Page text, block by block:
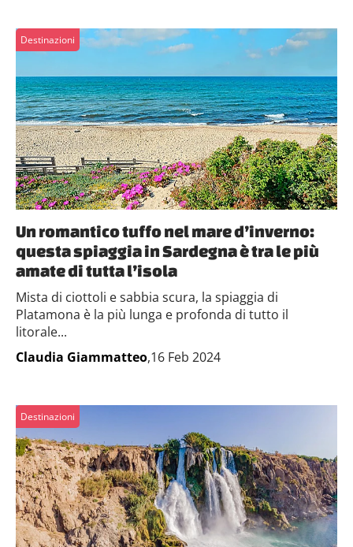
Destinazioni
Un romantico tuffo nel mare d’inverno:
questa spiaggia in Sardegna è tra le più
amate di tutta l’isola
Mista di ciottoli e sabbia scura, la spiaggia di
Platamona è la più lunga e profonda di tutto il
litorale...
Claudia Giammatteo,16 Feb 2024
Destinazioni